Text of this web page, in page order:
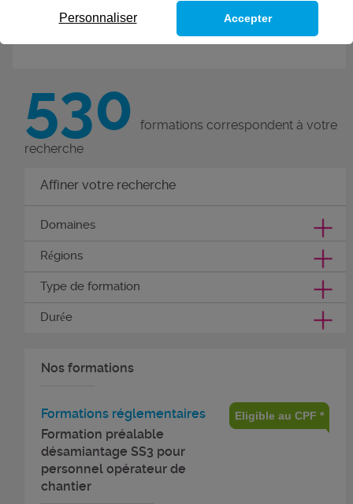
Découvrez nos formations
530
formations correspondent à votre
recherche
Affiner votre recherche
Domaines
Régions
Type de formation
Durée
Nos formations
Formations réglementaires
Formation préalable
désamiantage SS3 pour
personnel opérateur de
chantier
Eligible au CPF *
Personnaliser Accepter